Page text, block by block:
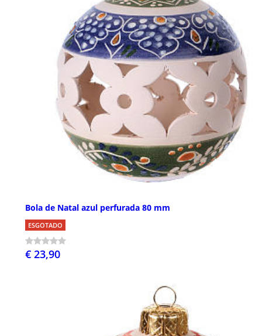
Bola de Natal azul perfurada 80 mm
ESGOTADO
€ 23,90